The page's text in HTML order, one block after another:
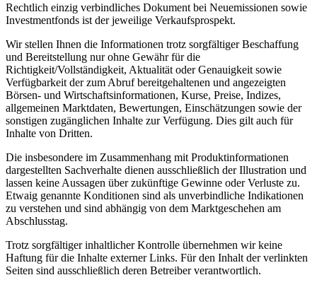
Rechtlich einzig verbindliches Dokument bei Neuemissionen sowie
Investmentfonds ist der jeweilige Verkaufsprospekt.
Wir stellen Ihnen die Informationen trotz sorgfältiger Beschaffung
und Bereitstellung nur ohne Gewähr für die
Richtigkeit/Vollständigkeit, Aktualität oder Genauigkeit sowie
Verfügbarkeit der zum Abruf bereitgehaltenen und angezeigten
Börsen- und Wirtschaftsinformationen, Kurse, Preise, Indizes,
allgemeinen Marktdaten, Bewertungen, Einschätzungen sowie der
sonstigen zugänglichen Inhalte zur Verfügung. Dies gilt auch für
Inhalte von Dritten.
Die insbesondere im Zusammenhang mit Produktinformationen
dargestellten Sachverhalte dienen ausschließlich der Illustration und
lassen keine Aussagen über zukünftige Gewinne oder Verluste zu.
Etwaig genannte Konditionen sind als unverbindliche Indikationen
zu verstehen und sind abhängig von dem Marktgeschehen am
Abschlusstag.
Trotz sorgfältiger inhaltlicher Kontrolle übernehmen wir keine
Haftung für die Inhalte externer Links. Für den Inhalt der verlinkten
Seiten sind ausschließlich deren Betreiber verantwortlich.